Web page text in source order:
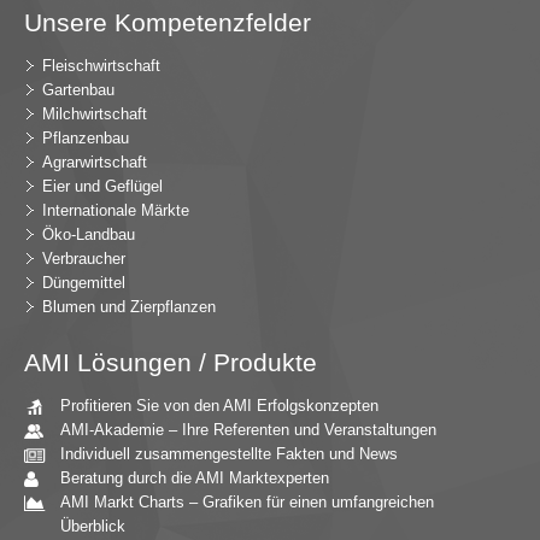
Unsere Kompetenzfelder
Fleischwirtschaft
Gartenbau
Milchwirtschaft
Pflanzenbau
Agrarwirtschaft
Eier und Geflügel
Internationale Märkte
Öko-Landbau
Verbraucher
Düngemittel
Blumen und Zierpflanzen
AMI Lösungen / Produkte
Profitieren Sie von den AMI Erfolgskonzepten
AMI-Akademie – Ihre Referenten und Veranstaltungen
Individuell zusammengestellte Fakten und News
Beratung durch die AMI Marktexperten
AMI Markt Charts – Grafiken für einen umfangreichen
Überblick